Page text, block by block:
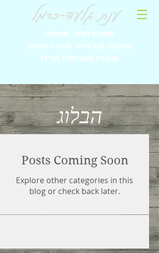
מומחית הורות ותאומים
מוסמכת מכון אדלר ומשרד החינוך
מגשרת משפחתית (עו"ד)
הבלוג
Posts Coming Soon
Explore other categories in this
blog or check back later.